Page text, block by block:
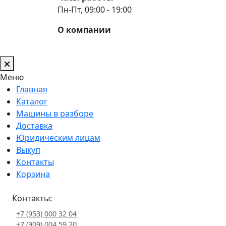
Пн-Пт, 09:00 - 19:00
О компании
Меню
Главная
Каталог
Машины в разборе
Доставка
Юридическим лицам
Выкуп
Контакты
Корзина
Контакты:
+7 (953) 000 32 04